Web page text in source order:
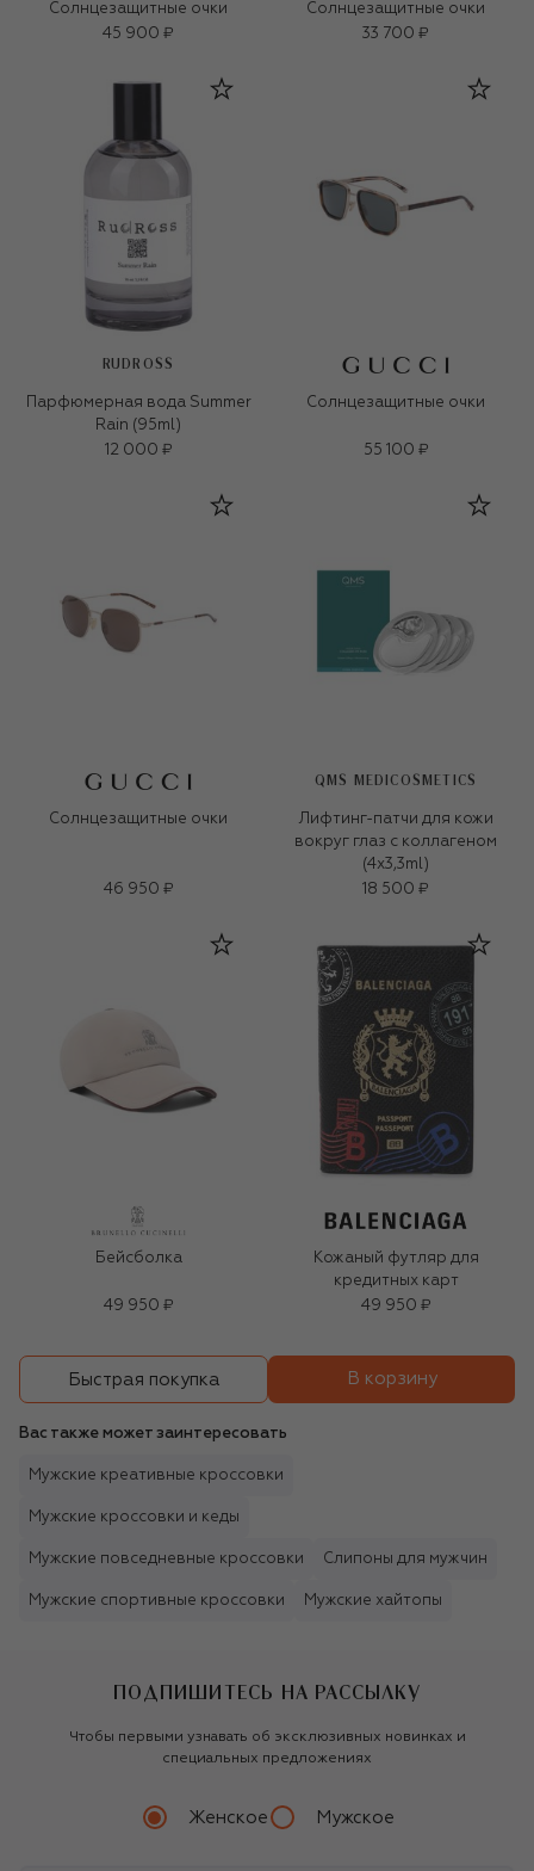
Солнцезащитные очки
45 900 ₽
Солнцезащитные очки
33 700 ₽
RUDROSS
Парфюмерная вода Summer
Rain (95ml)
12 000 ₽
Солнцезащитные очки
55 100 ₽
Солнцезащитные очки
46 950 ₽
QMS MEDICOSMETICS
Лифтинг-патчи для кожи
вокруг глаз с коллагеном
(4x3,3ml)
18 500 ₽
Бейсболка
49 950 ₽
Кожаный футляр для
кредитных карт
49 950 ₽
Быстрая покупка В корзину
Вас также может заинтересовать
Мужские креативные кроссовки
Мужские кроссовки и кеды
Мужские повседневные кроссовки Слипоны для мужчин
Мужские спортивные кроссовки Мужские хайтопы
ПОДПИШИТЕСЬ НА РАССЫЛКУ
Чтобы первыми узнавать об эксклюзивных новинках и
специальных предложениях
Женское Мужское